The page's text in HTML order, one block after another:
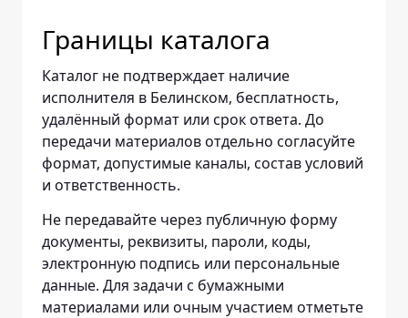
Границы каталога
Каталог не подтверждает наличие
исполнителя в Белинском, бесплатность,
удалённый формат или срок ответа. До
передачи материалов отдельно согласуйте
формат, допустимые каналы, состав условий
и ответственность.
Не передавайте через публичную форму
документы, реквизиты, пароли, коды,
электронную подпись или персональные
данные. Для задачи с бумажными
материалами или очным участием отметьте